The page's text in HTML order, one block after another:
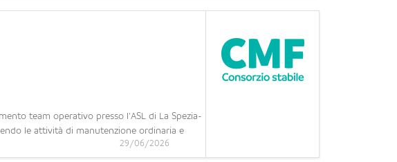
team operativo presso l'ASL di La Spezia-
le attività di manutenzione ordinaria e
29/06/2026